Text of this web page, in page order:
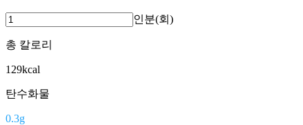
인분(회)
총 칼로리
129kcal
탄수화물
0.3g